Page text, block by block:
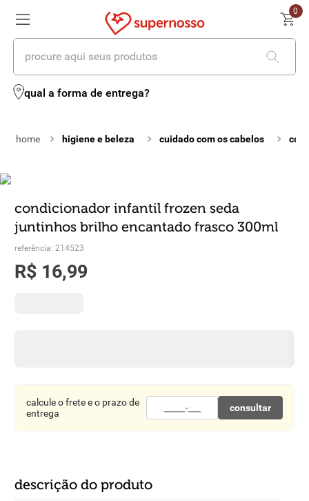
0
procure aqui seus produtos
qual a forma de entrega?
higiene e beleza cuidado com os cabelos
condicionador infantil frozen seda
juntinhos brilho encantado frasco 300ml
referência: 214523
R$ 16,99
calcule o frete e o prazo de
entrega
consultar
descrição do produto
termos mais buscados
2º leite
iogurte
5º queijo